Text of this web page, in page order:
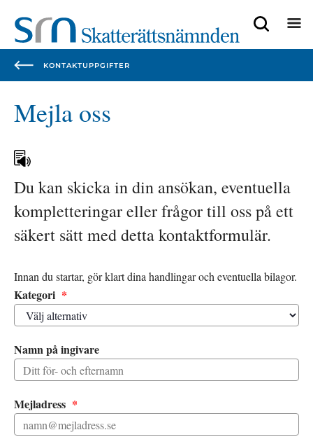
start
end
KONTAKTUPPGIFTER
Mejla oss
Du kan skicka in din ansökan, eventuella
kompletteringar eller frågor till oss på ett
säkert sätt med detta kontaktformulär.
Innan du startar, gör klart dina handlingar och eventuella bilagor.
Kategori *
Namn på ingivare
Mejladress *